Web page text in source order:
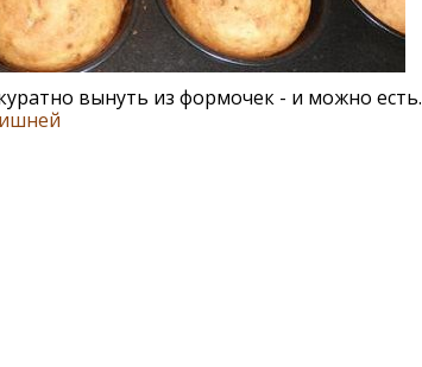
вынуть из формочек - и можно есть.